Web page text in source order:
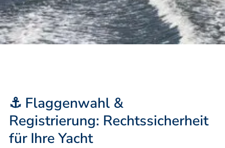
⚓ Flaggenwahl &
Registrierung: Rechtssicherheit
für Ihre Yacht